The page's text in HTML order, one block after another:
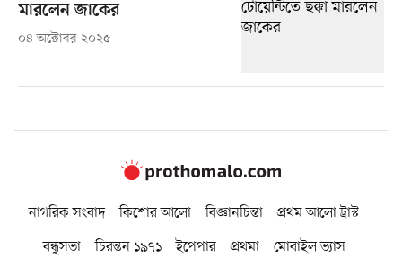
মারলেন জাকের
০৪ অক্টোবর ২০২৫
নাগরিক সংবাদ কিশোর আলো বিজ্ঞানচিন্তা
প্রথম আলো ট্রাস্ট
বন্ধুসভা
চিরন্তন ১৯৭১ ইপেপার প্রথমা মোবাইল ভ্যাস